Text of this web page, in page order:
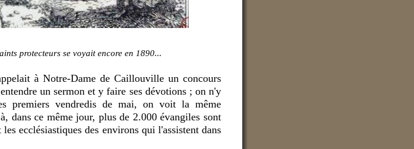
protecteurs se voyait encore en 1890...
à Notre-Dame de Caillouville un concours
un sermon et y faire ses dévotions ; on n'y
premiers vendredis de mai, on voit la même
dans ce même jour, plus de 2.000 évangiles sont
ecclésiastiques des environs qui l'assistent dans